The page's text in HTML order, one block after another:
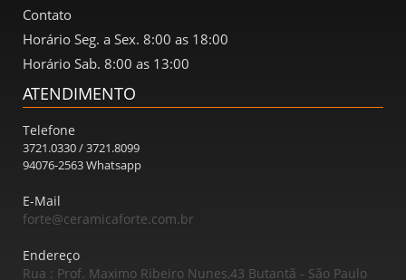
Contato
Horário Seg. a Sex. 8:00 as 18:00
Horário Sab. 8:00 as 13:00
ATENDIMENTO
Telefone
3721.0330 / 3721.8099
94076-2563 Whatsapp
E-Mail
forte@ceramicaforte.com.br
Endereço
Rua : Prof. Maximo Ribeiro Nunes,43 Butantã - São Paulo